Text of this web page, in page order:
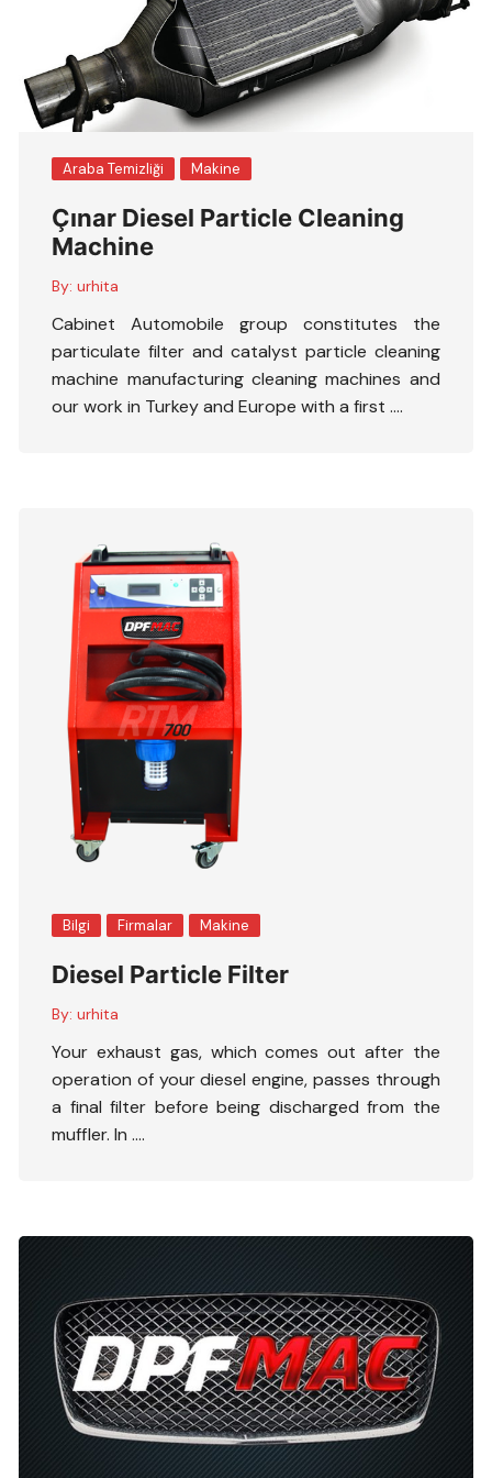
Araba Temizliği Makine
Çınar Diesel Particle Cleaning
Machine
By: urhita
Cabinet Automobile group constitutes the
particulate filter and catalyst particle cleaning
machine manufacturing cleaning machines and
our work in Turkey and Europe with a first ….
Bilgi Firmalar Makine
Diesel Particle Filter
By: urhita
Your exhaust gas, which comes out after the
operation of your diesel engine, passes through
a final filter before being discharged from the
muffler. In ….